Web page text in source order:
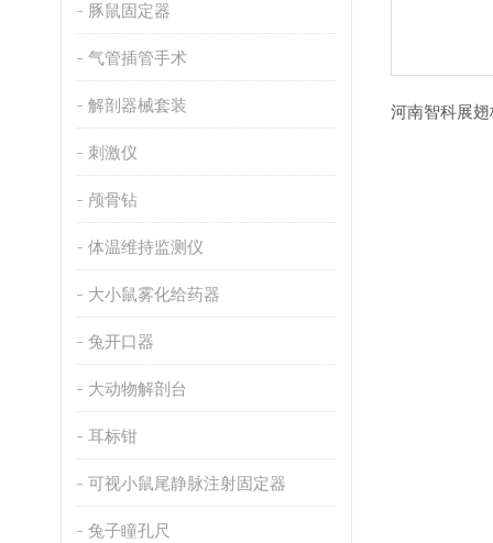
豚鼠固定器
气管插管手术
解剖器械套装
刺激仪
颅骨钻
体温维持监测仪
大小鼠雾化给药器
兔开口器
大动物解剖台
耳标钳
可视小鼠尾静脉注射固定器
兔子瞳孔尺